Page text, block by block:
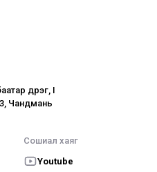
дүүрэг, I
Чандмань
Сошиал хаяг
Youtube